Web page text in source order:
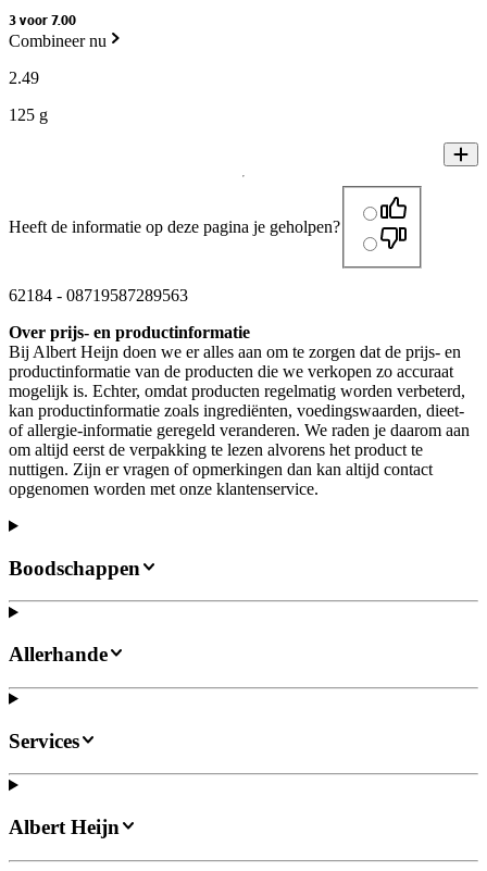
3 voor 7.00
Combineer nu
2.49
125 g
Heeft de informatie op deze pagina je geholpen?
62184 - 08719587289563
Over prijs- en productinformatie
Bij Albert Heijn doen we er alles aan om te zorgen dat de prijs- en
productinformatie van de producten die we verkopen zo accuraat
mogelijk is. Echter, omdat producten regelmatig worden verbeterd,
kan productinformatie zoals ingrediënten, voedingswaarden, dieet-
of allergie-informatie geregeld veranderen. We raden je daarom aan
om altijd eerst de verpakking te lezen alvorens het product te
nuttigen. Zijn er vragen of opmerkingen dan kan altijd contact
opgenomen worden met onze klantenservice.
Boodschappen
Allerhande
Services
Albert Heijn